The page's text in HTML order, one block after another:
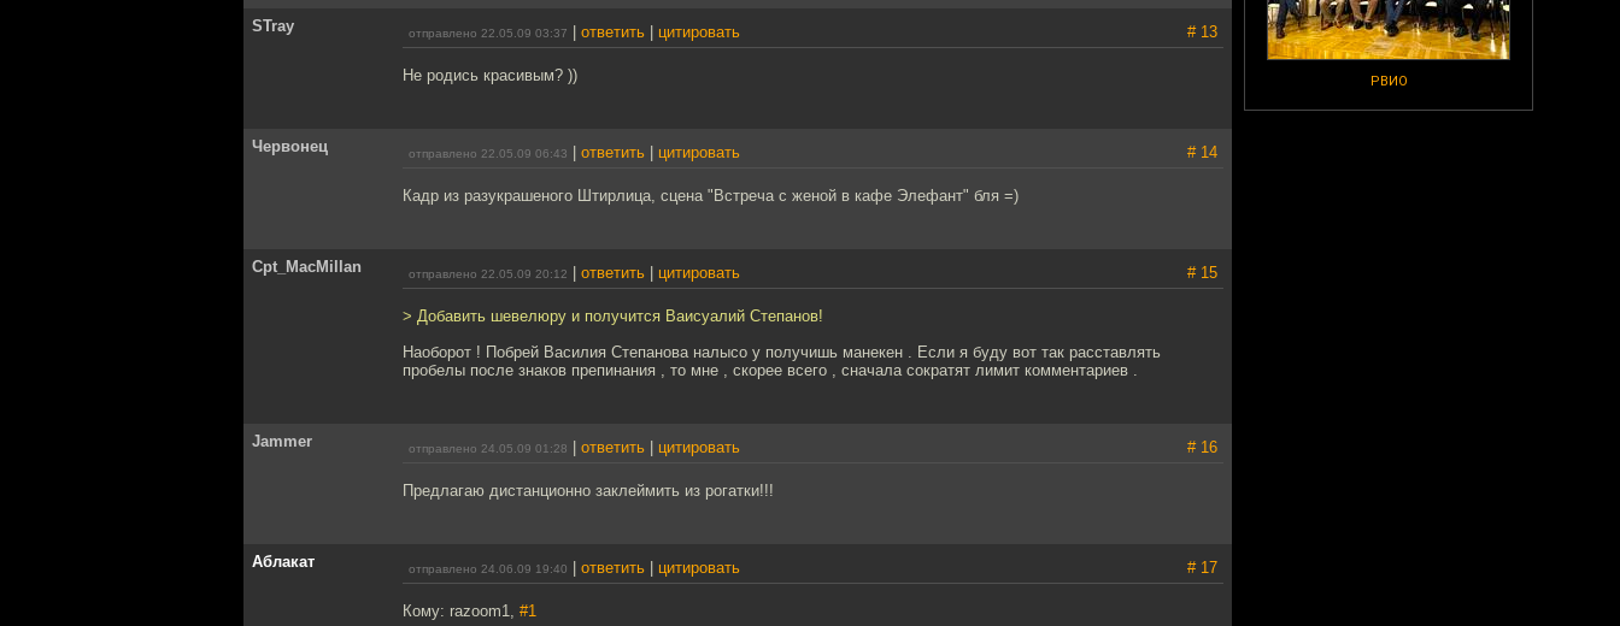
РВИО
STray отправлено 22.05.09 03:37 ответить цитировать # 13
Не родись красивым? ))
Червонец отправлено 22.05.09 06:43 ответить цитировать # 14
Кадр из разукрашеного Штирлица, сцена "Встреча с женой в кафе Элефант" бля =)
Cpt_MacMillan отправлено 22.05.09 20:12 ответить цитировать # 15
> Добавить шевелюру и получится Ваисуалий Степанов!
Наоборот ! Побрей Василия Степанова налысо у получишь манекен . Если я буду вот так расставлять
пробелы после знаков препинания , то мне , скорее всего , сначала сократят лимит комментариев .
Jammer отправлено 24.05.09 01:28 ответить цитировать # 16
Предлагаю дистанционно заклеймить из рогатки!!!
Аблакат отправлено 24.06.09 19:40 ответить цитировать # 17
Кому: razoom1, #1